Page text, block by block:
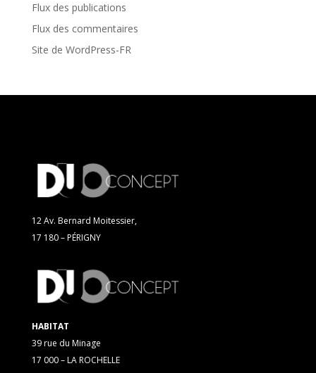
Flux des publications
Flux des commentaires
Site de WordPress-FR
12 Av. Bernard Moitessier,
17 180 – PÉRIGNY
HABITAT
39 rue du Minage
17 000 – LA ROCHELLE